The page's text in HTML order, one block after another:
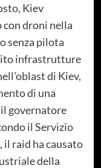
Kiev
con droni nella
senza pilota
infrastrutture
di Kiev,
di una
governatore
il Servizio
il raid ha causato
della